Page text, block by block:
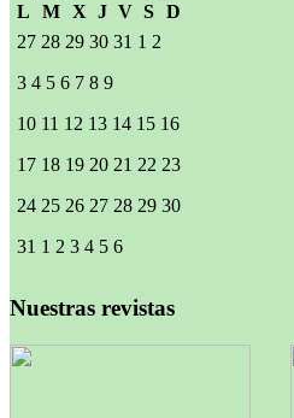
L
M X J V S D
27 28 29 30 31 1 2
3 4 5 6 7 8 9
10 11 12 13 14 15 16
17 18 19 20 21 22 23
24 25 26 27 28 29 30
31 1 2 3 4 5 6
Nuestras revistas